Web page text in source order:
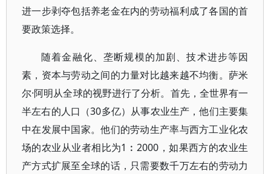
进一步剥夺包括养老金在内的劳动福利成了各国的首
要政策选择。
随着金融化、垄断规模的加剧、技术进步等因
素，资本与劳动之间的力量对比越来越不均衡。萨米
尔·阿明从全球的视野进行了分析。首先，全世界有一
半左右的人口（30多亿）从事农业生产，他们主要集
中在发展中国家。他们的劳动生产率与西方工业化农
场的农业从业者相比为1︰2000，如果西方的农业生
产方式扩展至全球的话，只需要数千万左右的劳动力